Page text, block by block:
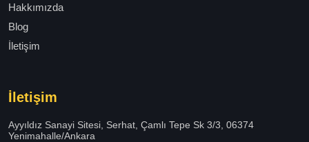
Hakkımızda
Blog
İletişim
İletişim
Ayyıldız Sanayi Sitesi, Serhat, Çamlı Tepe Sk 3/3, 06374
Yenimahalle/Ankara